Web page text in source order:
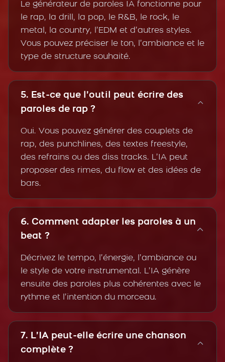
Le générateur de paroles IA fonctionne pour
le rap, la drill, la pop, le R&B, le rock, le
metal, la country, l’EDM et d’autres styles.
Vous pouvez préciser le ton, l’ambiance et le
type de structure souhaité.
5. Est-ce que l’outil peut écrire des
paroles de rap ?
Oui. Vous pouvez générer des couplets de
rap, des punchlines, des textes freestyle,
des refrains ou des diss tracks. L’IA peut
proposer des rimes, du flow et des idées de
bars.
6. Comment adapter les paroles à un
beat ?
Décrivez le tempo, l’énergie, l’ambiance ou
le style de votre instrumental. L’IA génère
ensuite des paroles plus cohérentes avec le
rythme et l’intention du morceau.
7. L’IA peut-elle écrire une chanson
complète ?